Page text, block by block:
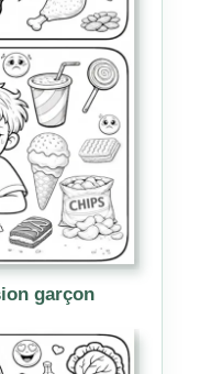
garçon